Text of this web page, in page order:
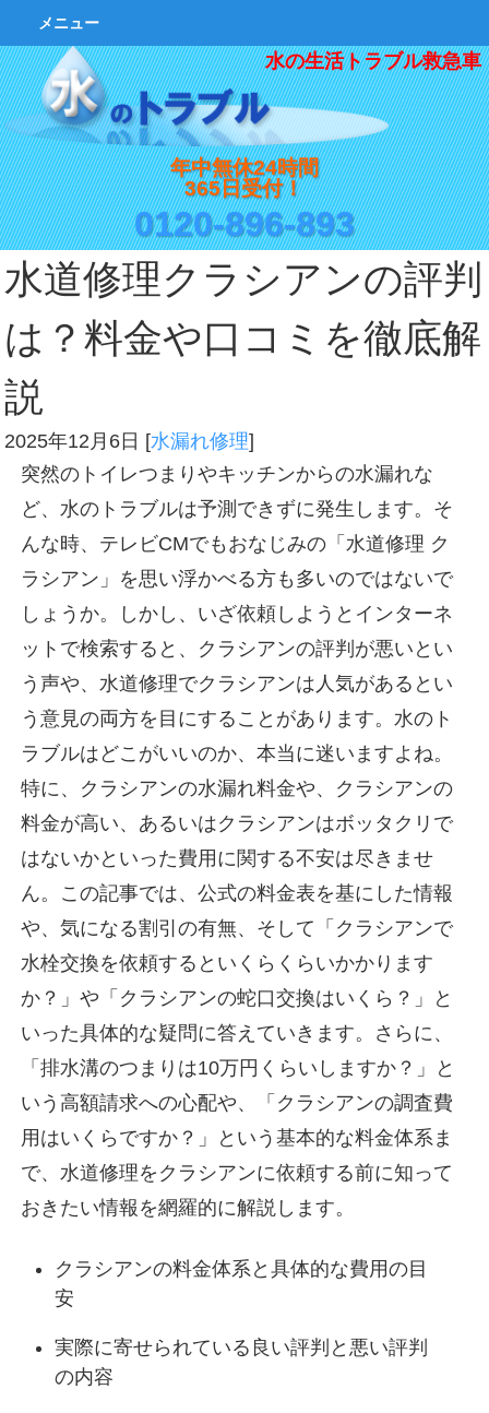
水の生活トラブル救急車
年中無休24時間
365日受付！
0120-896-893
メニュー
水道修理クラシアンの評判
は？料金や口コミを徹底解
説
2025年12月6日 [水漏れ修理]
突然のトイレつまりやキッチンからの水漏れな
ど、水のトラブルは予測できずに発生します。そ
んな時、テレビCMでもおなじみの「水道修理 ク
ラシアン」を思い浮かべる方も多いのではないで
しょうか。しかし、いざ依頼しようとインターネ
ットで検索すると、クラシアンの評判が悪いとい
う声や、水道修理でクラシアンは人気があるとい
う意見の両方を目にすることがあります。水のト
ラブルはどこがいいのか、本当に迷いますよね。
特に、クラシアンの水漏れ料金や、クラシアンの
料金が高い、あるいはクラシアンはボッタクリで
はないかといった費用に関する不安は尽きませ
ん。この記事では、公式の料金表を基にした情報
や、気になる割引の有無、そして「クラシアンで
水栓交換を依頼するといくらくらいかかります
か？」や「クラシアンの蛇口交換はいくら？」と
いった具体的な疑問に答えていきます。さらに、
「排水溝のつまりは10万円くらいしますか？」と
いう高額請求への心配や、「クラシアンの調査費
用はいくらですか？」という基本的な料金体系ま
で、水道修理をクラシアンに依頼する前に知って
おきたい情報を網羅的に解説します。
クラシアンの料金体系と具体的な費用の目
安
実際に寄せられている良い評判と悪い評判
の内容